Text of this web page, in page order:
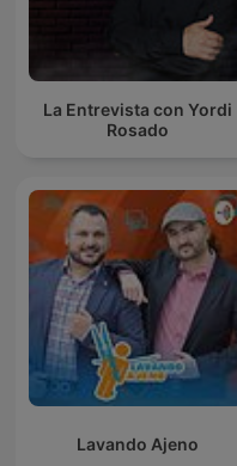
La Entrevista con Yordi
Rosado
Lavando Ajeno